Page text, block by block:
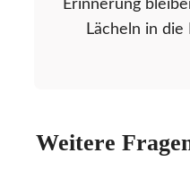
Erinnerung
Lächeln in
Weitere